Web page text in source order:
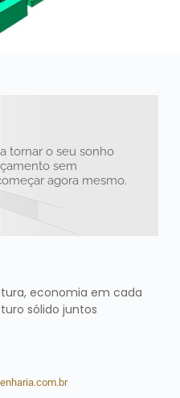
tornar o seu sonho
sem
agora mesmo.
economia em cada
sólido juntos